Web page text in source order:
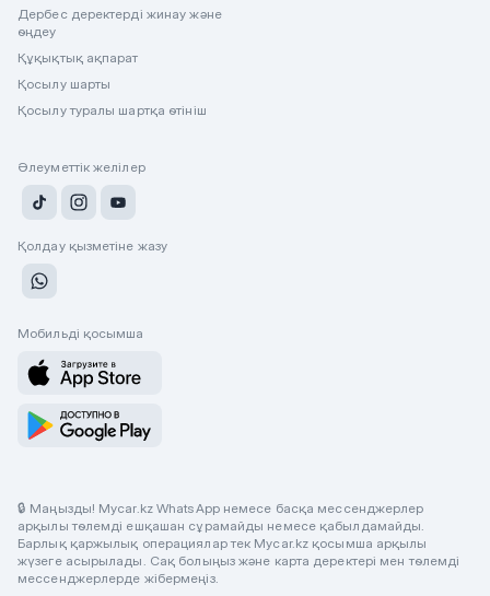
Дербес деректерді жинау және
өңдеу
Құқықтық ақпарат
Қосылу шарты
Қосылу туралы шартқа өтініш
Әлеуметтік желілер
Қолдау қызметіне жазу
Мобильді қосымша
🔒 Маңызды! Mycar.kz WhatsApp немесе басқа мессенджерлер
арқылы төлемді ешқашан сұрамайды немесе қабылдамайды.
Барлық қаржылық операциялар тек Mycar.kz қосымша арқылы
жүзеге асырылады. Сақ болыңыз және карта деректері мен төлемді
мессенджерлерде жібермеңіз.